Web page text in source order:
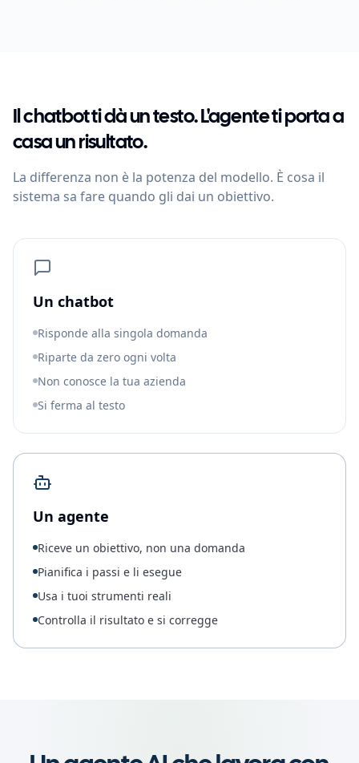
Il chatbot ti dà un testo. L'agente ti porta a
casa un risultato.
La differenza non è la potenza del modello. È cosa il
sistema sa fare quando gli dai un obiettivo.
Un chatbot
Risponde alla singola domanda
Riparte da zero ogni volta
Non conosce la tua azienda
Si ferma al testo
Un agente
Riceve un obiettivo, non una domanda
Pianifica i passi e li esegue
Usa i tuoi strumenti reali
Controlla il risultato e si corregge